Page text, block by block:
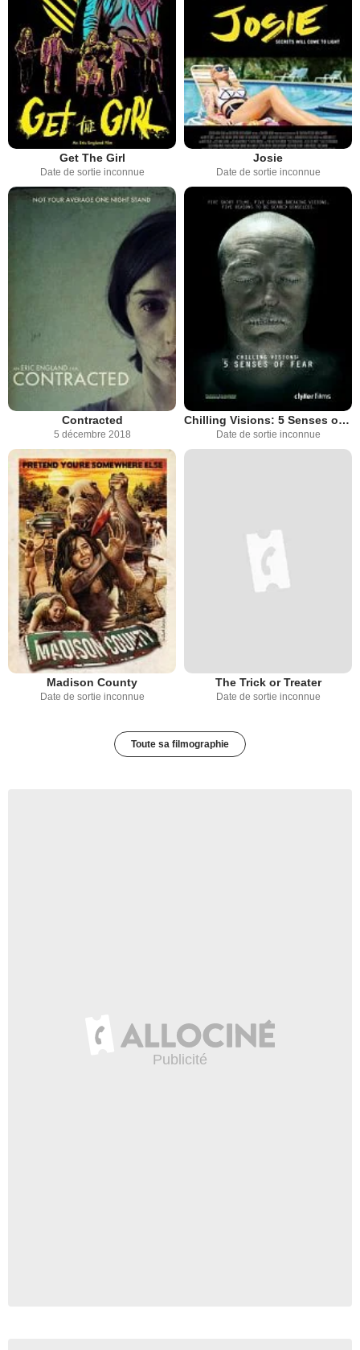
Get The Girl
Date de sortie inconnue
Josie
Date de sortie inconnue
Contracted
5 décembre 2018
Chilling Visions: 5 Senses of Fear
Date de sortie inconnue
Madison County
Date de sortie inconnue
The Trick or Treater
Date de sortie inconnue
Toute sa filmographie